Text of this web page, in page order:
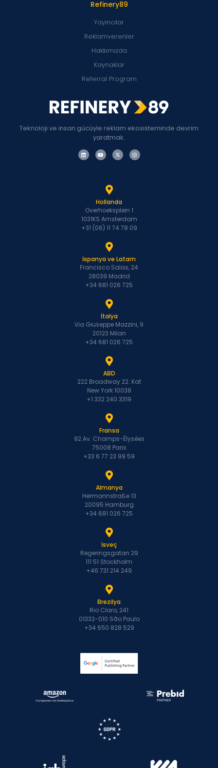
Teknoloji ve insan gücüyle reklam ekosisteminde devrim
yaratmak.
Refinery89
Yayıncılar
Reklamverenler
Hakkımızda
Kaynaklar
Referral Program
Hollanda
Overhoeksplein 1
1031KS Amsterdam
+31 (06) 11 74 78 09
İspanya ve Latam
Francisco Salas, 24
28039 Madrid
+34 681 026 725
İtalya
Via Giuseppe Mazzini, 9
20123 Milan
+34 681 026 725
ABD
222 Broadway 22. Kat
New York 10038
+1 332 240 3319
Fransa
92 Av. Champs-Élysées
75008 Paris
+33 6 77 23 99 59
Almanya
Hermannstraße 13
20095 Hamburg
+34 681 026 725
İsveç
Regeringsgatan 29
111 51 Stockholm
+46 731 214 249
Brezilya
Rio Claro, 241
01332-010 São Paulo
+34 650 828 529